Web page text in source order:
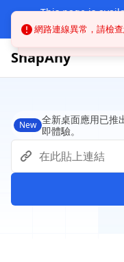
This page is
SnapAny
New 全新桌面應用已推
即體驗。
網路連線異常，請檢